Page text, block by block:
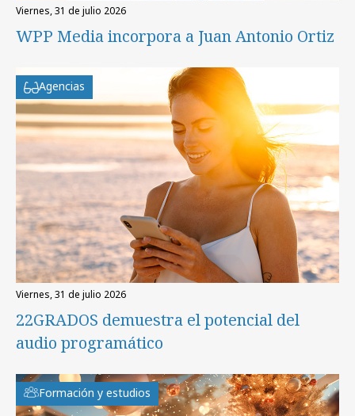
viernes, 31 de julio 2026
WPP Media incorpora a Juan Antonio Ortiz
Agencias
viernes, 31 de julio 2026
22GRADOS demuestra el potencial del
audio programático
Formación y estudios